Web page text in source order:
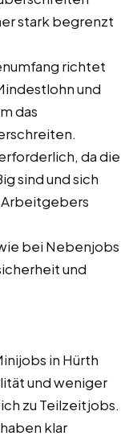
stark begrenzt
richtet
und
das
da die
sind und sich
Arbeitgebers
bei Nebenjobs
und
in Hürth
und weniger
zu Teilzeitjobs.
klar